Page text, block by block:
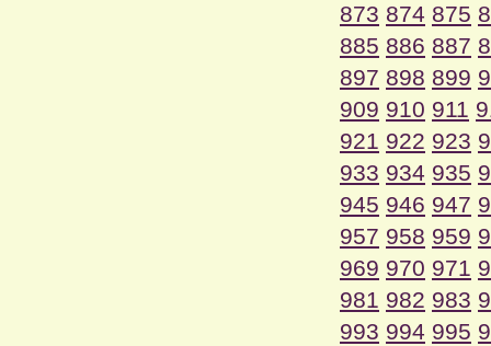
873 874 875
885 886 887
897 898 899
909 910 911
921 922 923
933 934 935
945 946 947
957 958 959
969 970 971
981 982 983
993 994 995